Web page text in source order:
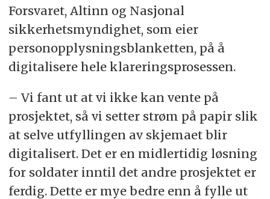
Forsvaret, Altinn og Nasjonal
sikkerhetsmyndighet, som eier
personopplysningsblanketten, på å
digitalisere hele klareringsprosessen.
– Vi fant ut at vi ikke kan vente på
prosjektet, så vi setter strøm på papir slik
at selve utfyllingen av skjemaet blir
digitalisert. Det er en midlertidig løsning
for soldater inntil det andre prosjektet er
ferdig. Dette er mye bedre enn å fylle ut